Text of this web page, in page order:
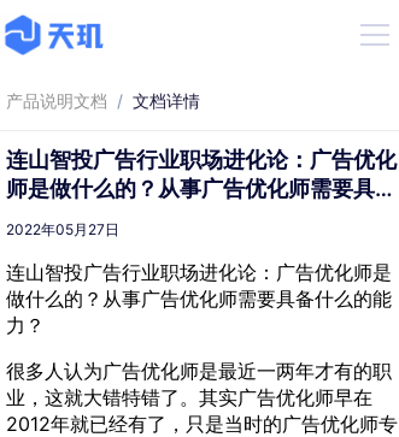
产品说明文档 / 文档详情
连山智投广告行业职场进化论：广告优化
师是做什么的？从事广告优化师需要具备
什么的能力？
2022年05月27日
连山智投广告行业职场进化论：广告优化师是
做什么的？从事广告优化师需要具备什么的能
力？
很多人认为广告优化师是最近一两年才有的职
业，这就大错特错了。其实广告优化师早在
2012年就已经有了，只是当时的广告优化师专